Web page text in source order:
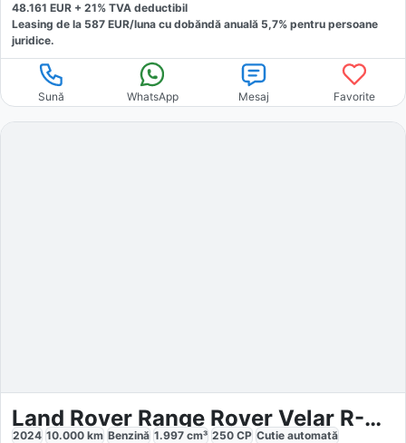
48.161 EUR + 21% TVA deductibil
Leasing de la 587 EUR/luna cu dobăndă anuală 5,7% pentru persoane
juridice.
Sună WhatsApp Mesaj Favorite
Land Rover Range Rover Velar R-Dynamic SE
2024 10.000 km Benzină 1.997 cm³ 250 CP Cutie automată